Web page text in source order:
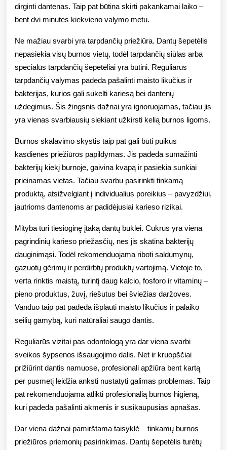
gyvenimui
dirginti dantenas. Taip pat būtina skirti pakankamai laiko –
bent dvi minutes kiekvieno valymo metu.
Ne mažiau svarbi yra tarpdančių priežiūra. Dantų šepetėlis
nepasiekia visų burnos vietų, todėl tarpdančių siūlas arba
specialūs tarpdančių šepetėliai yra būtini. Reguliarus
tarpdančių valymas padeda pašalinti maisto likučius ir
bakterijas, kurios gali sukelti kariesą bei dantenų
uždegimus. Šis žingsnis dažnai yra ignoruojamas, tačiau jis
yra vienas svarbiausių siekiant užkirsti kelią burnos ligoms.
Burnos skalavimo skystis taip pat gali būti puikus
kasdienės priežiūros papildymas. Jis padeda sumažinti
bakterijų kiekį burnoje, gaivina kvapą ir pasiekia sunkiai
prieinamas vietas. Tačiau svarbu pasirinkti tinkamą
produktą, atsižvelgiant į individualius poreikius – pavyzdžiui,
jautrioms dantenoms ar padidėjusiai karieso rizikai.
Mityba turi tiesioginę įtaką dantų būklei. Cukrus yra viena
pagrindinių karieso priežasčių, nes jis skatina bakterijų
dauginimąsi. Todėl rekomenduojama riboti saldumynų,
gazuotų gėrimų ir perdirbtų produktų vartojimą. Vietoje to,
verta rinktis maistą, turintį daug kalcio, fosforo ir vitaminų –
pieno produktus, žuvį, riešutus bei šviežias daržoves.
Vanduo taip pat padeda išplauti maisto likučius ir palaiko
seilių gamybą, kuri natūraliai saugo dantis.
Reguliarūs vizitai pas odontologą yra dar viena svarbi
sveikos šypsenos išsaugojimo dalis. Net ir kruopščiai
prižiūrint dantis namuose, profesionali apžiūra bent kartą
per pusmetį leidžia anksti nustatyti galimas problemas. Taip
pat rekomenduojama atlikti profesionalią burnos higieną,
kuri padeda pašalinti akmenis ir susikaupusias apnašas.
Dar viena dažnai pamirštama taisyklė – tinkamų burnos
priežiūros priemonių pasirinkimas. Dantų šepetėlis turėtų